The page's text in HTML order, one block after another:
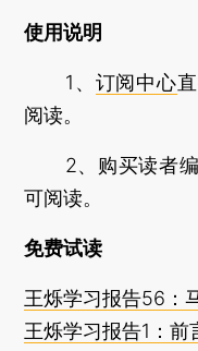
使用说明
1、 订阅中心
阅读。
2、购买读者编
可阅读。
免费试读
王烁学习报告56：
王烁学习报告1：